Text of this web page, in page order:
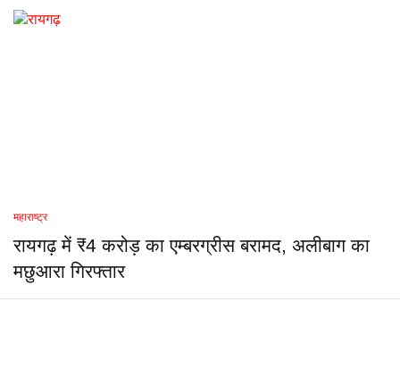
महाराष्ट्र
रायगढ़ में ₹4 करोड़ का एम्बरग्रीस बरामद, अलीबाग का
मछुआरा गिरफ्तार